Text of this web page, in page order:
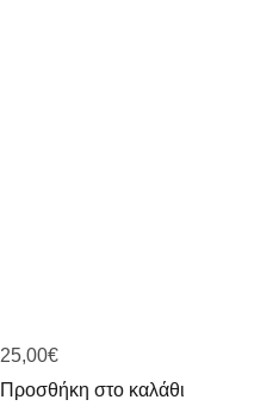
25,00€
Προσθήκη στο καλάθι